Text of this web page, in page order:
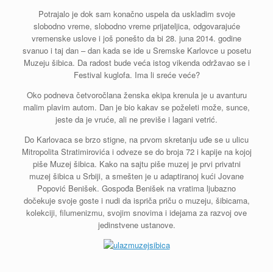
Potrajalo je dok sam konačno uspela da uskladim svoje
slobodno vreme, slobodno vreme prijateljica, odgovarajuće
vremenske uslove i još ponešto da bi 28. juna 2014. godine
svanuo i taj dan – dan kada se ide u Sremske Karlovce u posetu
Muzeju šibica. Da radost bude veća istog vikenda održavao se i
Festival kuglofa. Ima li sreće veće?
Oko podneva četvoročlana ženska ekipa krenula je u avanturu
malim plavim autom. Dan je bio kakav se poželeti može, sunce,
jeste da je vruće, ali ne previše i lagani vetrić.
Do Karlovaca se brzo stigne, na prvom skretanju uđe se u ulicu
Mitropolita Stratimirovića i odveze se do broja 72 i kapije na kojoj
piše Muzej šibica. Kako na sajtu piše muzej je prvi privatni
muzej šibica u Srbiji, a smešten je u adaptiranoj kući Jovane
Popović Benišek. Gospođa Benišek na vratima ljubazno
dočekuje svoje goste i nudi da ispriča priču o muzeju, šibicama,
kolekciji, filumenizmu, svojim snovima i idejama za razvoj ove
jedinstvene ustanove.